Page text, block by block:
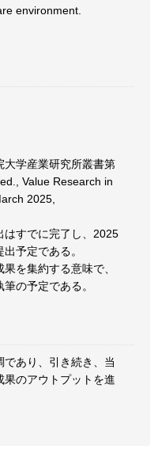
environment.
大学産業研究所叢書第
Value Research in
2025,
はすでに完了し、2025
予定である。
を集約する意味で、
の予定である。
あり、引き続き、当
のアウトプットを進